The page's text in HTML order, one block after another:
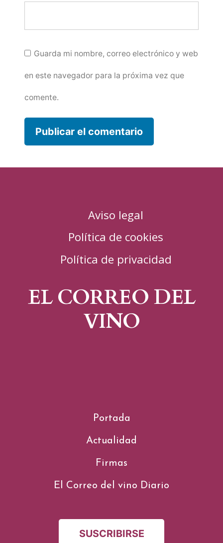
Guarda mi nombre, correo electrónico y web
en este navegador para la próxima vez que
comente.
Aviso legal
Política de cookies
Política de privacidad
EL CORREO DEL
VINO
Portada
Actualidad
Firmas
El Correo del vino Diario
SUSCRIBIRSE